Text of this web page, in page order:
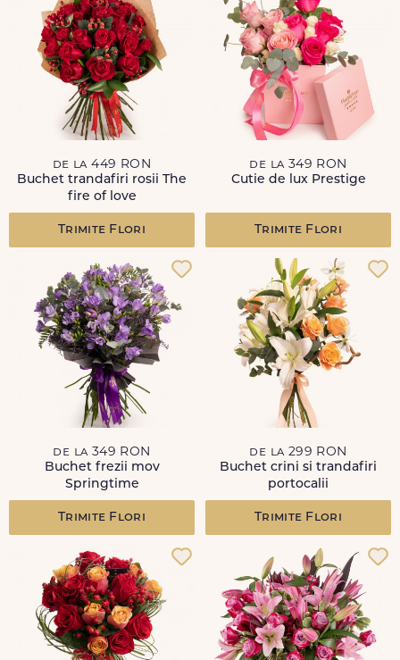
de la 449 RON
Buchet trandafiri rosii The
fire of love
Trimite Flori
de la 349 RON
Cutie de lux Prestige
Trimite Flori
de la 349 RON
Buchet frezii mov
Springtime
Trimite Flori
de la 299 RON
Buchet crini si trandafiri
portocalii
Trimite Flori